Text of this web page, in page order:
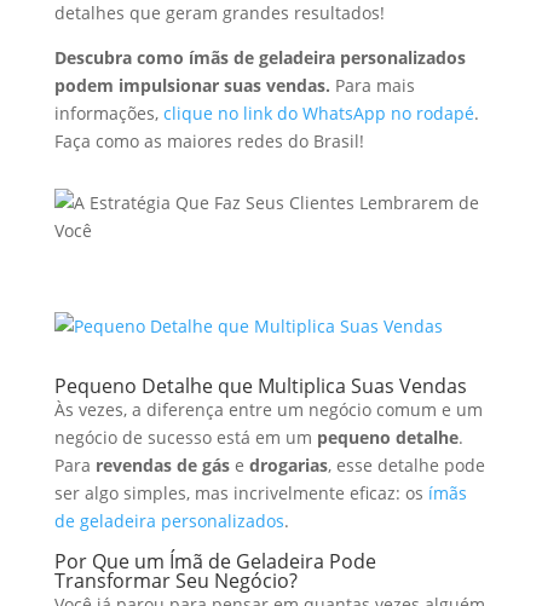
detalhes que geram grandes resultados!
Descubra como ímãs de geladeira personalizados
podem impulsionar suas vendas. Para mais
informações, clique no link do WhatsApp no rodapé.
Faça como as maiores redes do Brasil!
Pequeno Detalhe que Multiplica Suas Vendas
Às vezes, a diferença entre um negócio comum e um
negócio de sucesso está em um pequeno detalhe.
Para revendas de gáse drogarias, esse detalhe pode
ser algo simples, mas incrivelmente eficaz: os ímãs
de geladeira personalizados.
Por Que um Ímã de Geladeira Pode
Transformar Seu Negócio?